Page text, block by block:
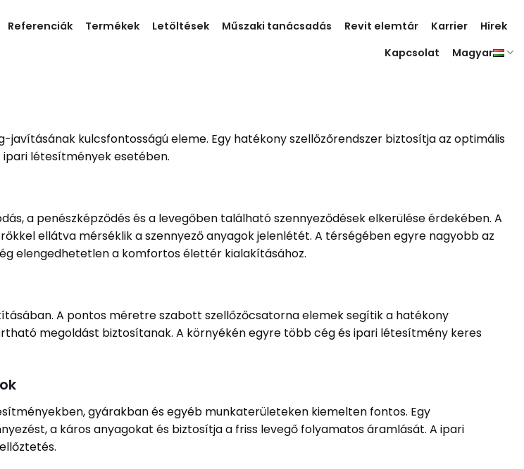
Referenciák Termékek Letöltések Műszaki tanácsadás Revit elemtár Karrier
Hírek
Kapcsolat
Magyar
kulcsfontosságú eleme. Egy hatékony szellőzőrendszer biztosítja az optimális
ipari létesítmények esetében.
a penészképződés és a levegőben található szennyeződések elkerülése érdekében. A
ellátva mérséklik a szennyező anyagok jelenlétét. A térségében egyre nagyobb az
elengedhetetlen a komfortos élettér kialakításához.
A pontos méretre szabott szellőzőcsatorna elemek segítik a hatékony
megoldást biztosítanak. A környékén egyre több cég és ipari létesítmény keres
gyárakban és egyéb munkaterületeken kiemelten fontos. Egy
a káros anyagokat és biztosítja a friss levegő folyamatos áramlását. A ipari